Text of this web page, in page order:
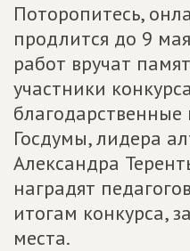
Поторопитесь,
продлится до 9
работ вручат
участники
благодарственные
Госдумы, лидера
Александра
наградят
итогам конкурса,
места.